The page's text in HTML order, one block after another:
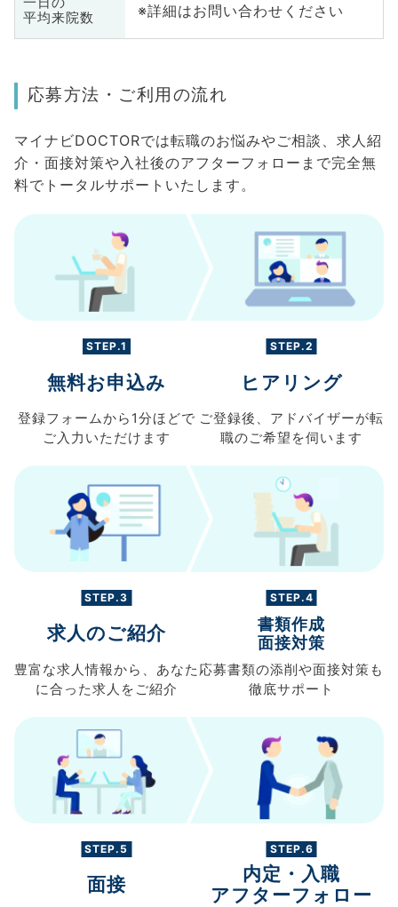
平均来院数
※詳細はお問い合わせください
応募方法・ご利用の流れ
マイナビDOCTORでは転職のお悩みやご相談、求人紹
介・面接対策や入社後のアフターフォローまで完全無
料でトータルサポートいたします。
STEP.1
無料お申込み
登録フォームから 1分ほどで
ご入力 いただけます
STEP.2
ヒアリング
ご登録後、 アドバイザーが転
職のご希望を伺います
STEP.3
求人のご紹介
豊富な求人情報から、 あなた
に合った求人を ご紹介
STEP.4
書類作成
面接対策
応募書類の添削や面接対策も
徹底サポート
STEP.5
面接
STEP.6
内定・入職
アフターフォロー